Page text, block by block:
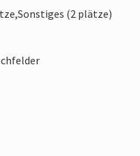
(2 plätze)